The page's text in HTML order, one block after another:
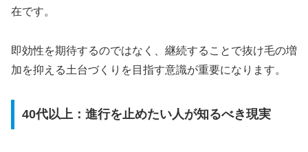
在です。
即効性を期待するのではなく、継続することで抜け毛の増
加を抑える土台づくりを目指す意識が重要になります。
40代以上：進行を止めたい人が知るべき現実